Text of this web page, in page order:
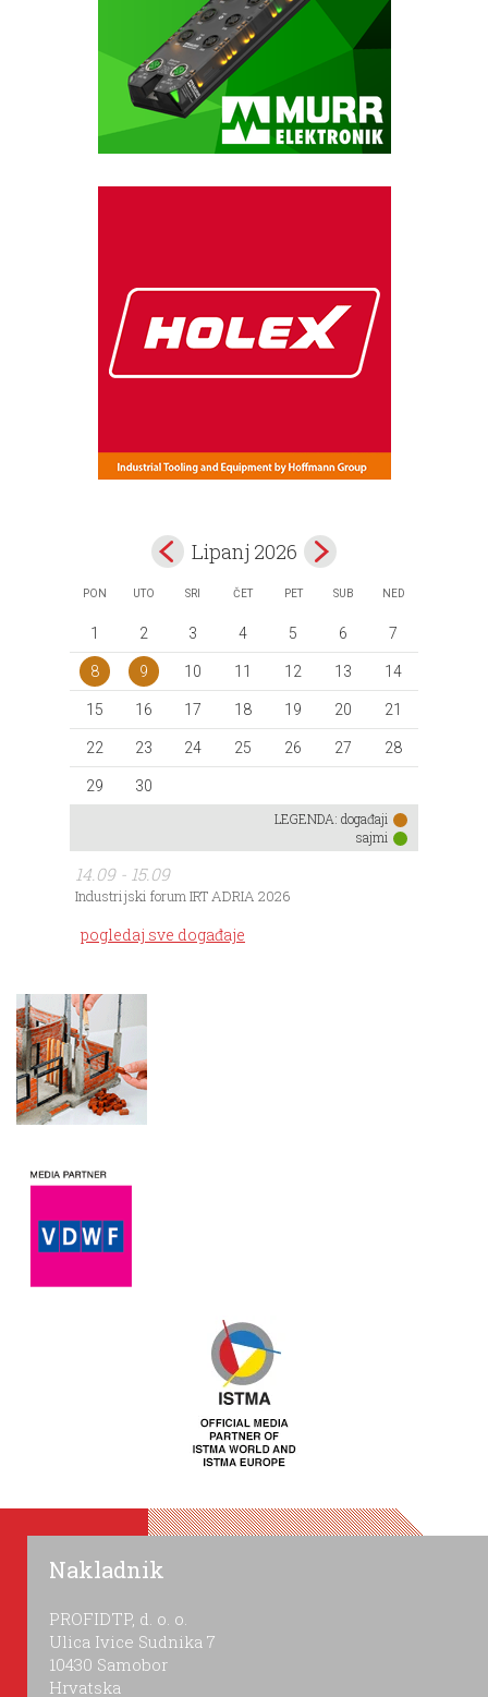
Lipanj 2026
PON UTO SRI ČET PET SUB NED
1 2 3 4 5 6 7
8 9 10 11 12 13 14
15 16 17 18 19 20 21
22 23 24 25 26 27 28
29
30
LEGENDA: događaji
sajmi
14.09 - 15.09
Industrijski forum IRT ADRIA 2026
pogledaj sve događaje
Nakladnik
PROFIDTP, d. o. o.
Ulica Ivice Sudnika 7
10430 Samobor
Hrvatska